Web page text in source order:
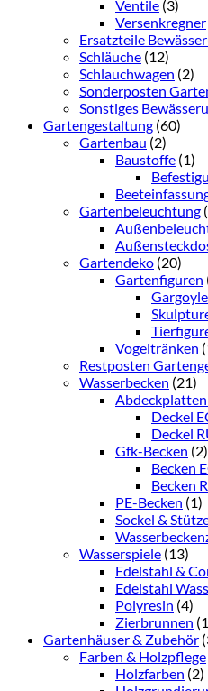
Ventile (3)
Versenkregner
Ersatzteile
Schläuche (12)
Schlauchwagen (2)
Sonderposten
Sonstiges
Gartengestaltung (60)
Gartenbau (2)
Baustoffe (1)
Gartenbeleuchtung
Gartendeko (20)
Gartenfiguren
Vogeltränken
Restposten
Wasserbecken (21)
Deckel
Deckel
Gfk-Becken (2)
Becken
Becken
PE-Becken (1)
Sockel &
Wasserspiele (13)
Edelstahl &
Edelstahl
Polyresin (4)
Zierbrunnen
Gartenhäuser & Zubehör
Farben & Holzpflege
Holzfarben (2)